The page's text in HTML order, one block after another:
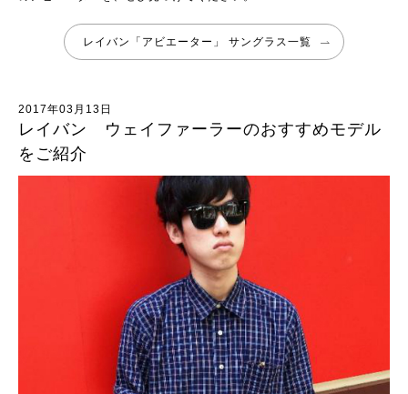
レイバン「アビエーター」 サングラス一覧
2017年03月13日
レイバン ウェイファーラーのおすすめモデル
をご紹介